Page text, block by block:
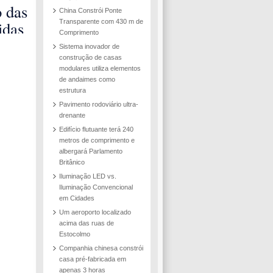
das
China Constrói Ponte
Transparente com 430 m de
Comprimento
Sistema inovador de
construção de casas
modulares utiliza elementos
de andaimes como
estrutura
Pavimento rodoviário ultra-
drenante
Edifício flutuante terá 240
metros de comprimento e
albergará Parlamento
Britânico
Iluminação LED vs.
Iluminação Convencional
em Cidades
Um aeroporto localizado
acima das ruas de
Estocolmo
Companhia chinesa constrói
casa pré-fabricada em
apenas 3 horas